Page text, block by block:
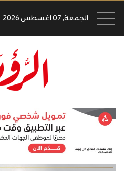
الجمعة, 07 اغسطس 2026